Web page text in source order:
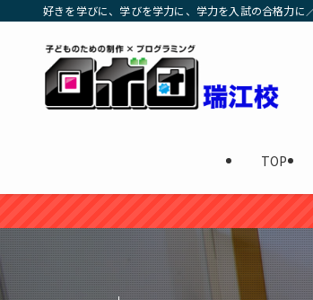
好きを学びに、学びを学力に、学力を入試の合格力に
TOP